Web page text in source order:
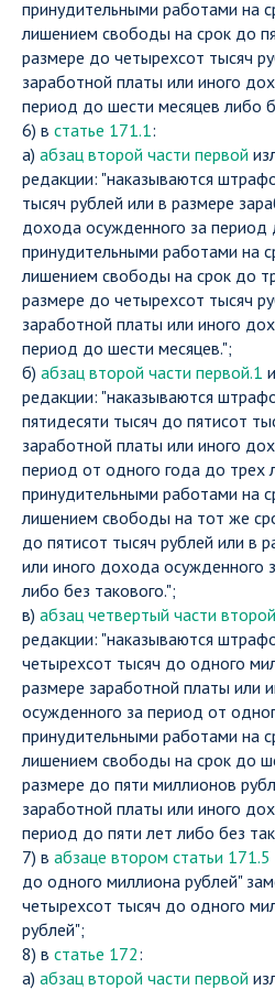
принудительными работами на
лишением свободы на срок до
размере до четырехсот тысяч
заработной платы или иного
период до шести месяцев либо
6) в статье 171.1:
а) абзац второй части первой
редакции: "наказываются
тысяч рублей или в размере
дохода осужденного за период
принудительными работами на
лишением свободы на срок до
размере до четырехсот тысяч
заработной платы или иного
период до шести месяцев.";
б) абзац второй части первой.1
редакции: "наказываются
пятидесяти тысяч до пятисот
заработной платы или иного
период от одного года до трех
принудительными работами на
лишением свободы на тот же
до пятисот тысяч рублей или в
или иного дохода осужденного
либо без такового.";
в) абзац четвертый части второй
редакции: "наказываются
четырехсот тысяч до одного
размере заработной платы или
осужденного за период от
принудительными работами на
лишением свободы на срок до
размере до пяти миллионов
заработной платы или иного
период до пяти лет либо без
7) в абзаце втором статьи 171.5
до одного миллиона рублей"
четырехсот тысяч до одного
рублей";
8) в статье 172:
а) абзац второй части первой